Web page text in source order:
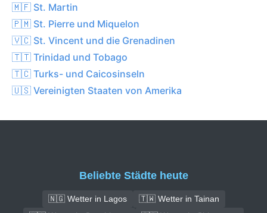
🇲🇫 St. Martin
🇵🇲 St. Pierre und Miquelon
🇻🇨 St. Vincent und die Grenadinen
🇹🇹 Trinidad und Tobago
🇹🇨 Turks- und Caicosinseln
🇺🇸 Vereinigten Staaten von Amerika
Beliebte Städte heute
🇳🇬 Wetter in Lagos
🇹🇼 Wetter in Tainan